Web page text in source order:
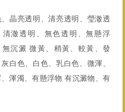
晶亮透明、清亮透明、瑩澈透
清澈透明、無色透明、無懸浮
無沉澱 微黃、稍黃、較黃、發
白色、白色、乳白色、微渾、
渾濁、有懸浮物 有沉澱物、有